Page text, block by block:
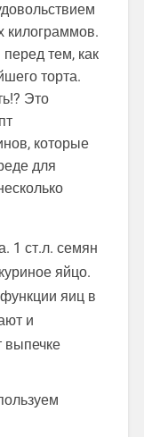
килограммов.
тем, как
торта.
Это
которые
для
1 ст.л. семян
яйцо.
яиц в
и
выпечке